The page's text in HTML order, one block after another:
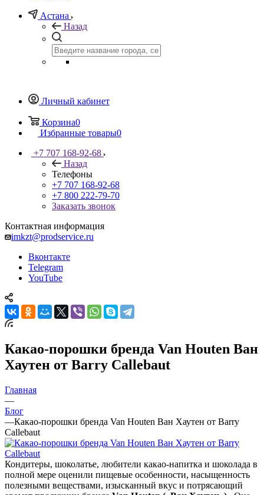
Астана
Назад
Личный кабинет
Корзина0
Избранные товары0
+7 707 168-92-68
Назад
Телефоны
+7 707 168-92-68
+7 800 222-79-70
Заказать звонок
Контактная информация
imkzt@prodservice.ru
Вконтакте
Telegram
YouTube
Какао-порошки бренда Van Houten Ван
Хаутен от Barry Callebaut
Главная
—
Блог
—Какао-порошки бренда Van Houten Ван Хаутен от Barry
Callebaut
Кондитеры, шоколатье, любители какао-напитка и шоколада в
полной мере оценили пищевые особенности, насыщенность
полезными веществами, изысканный вкус и потрясающий